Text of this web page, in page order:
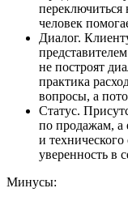
переключиться
человек
Диалог.
не построят
практика
вопросы, а
Статус.
по продажам, а
и
уверенность в
Минусы: